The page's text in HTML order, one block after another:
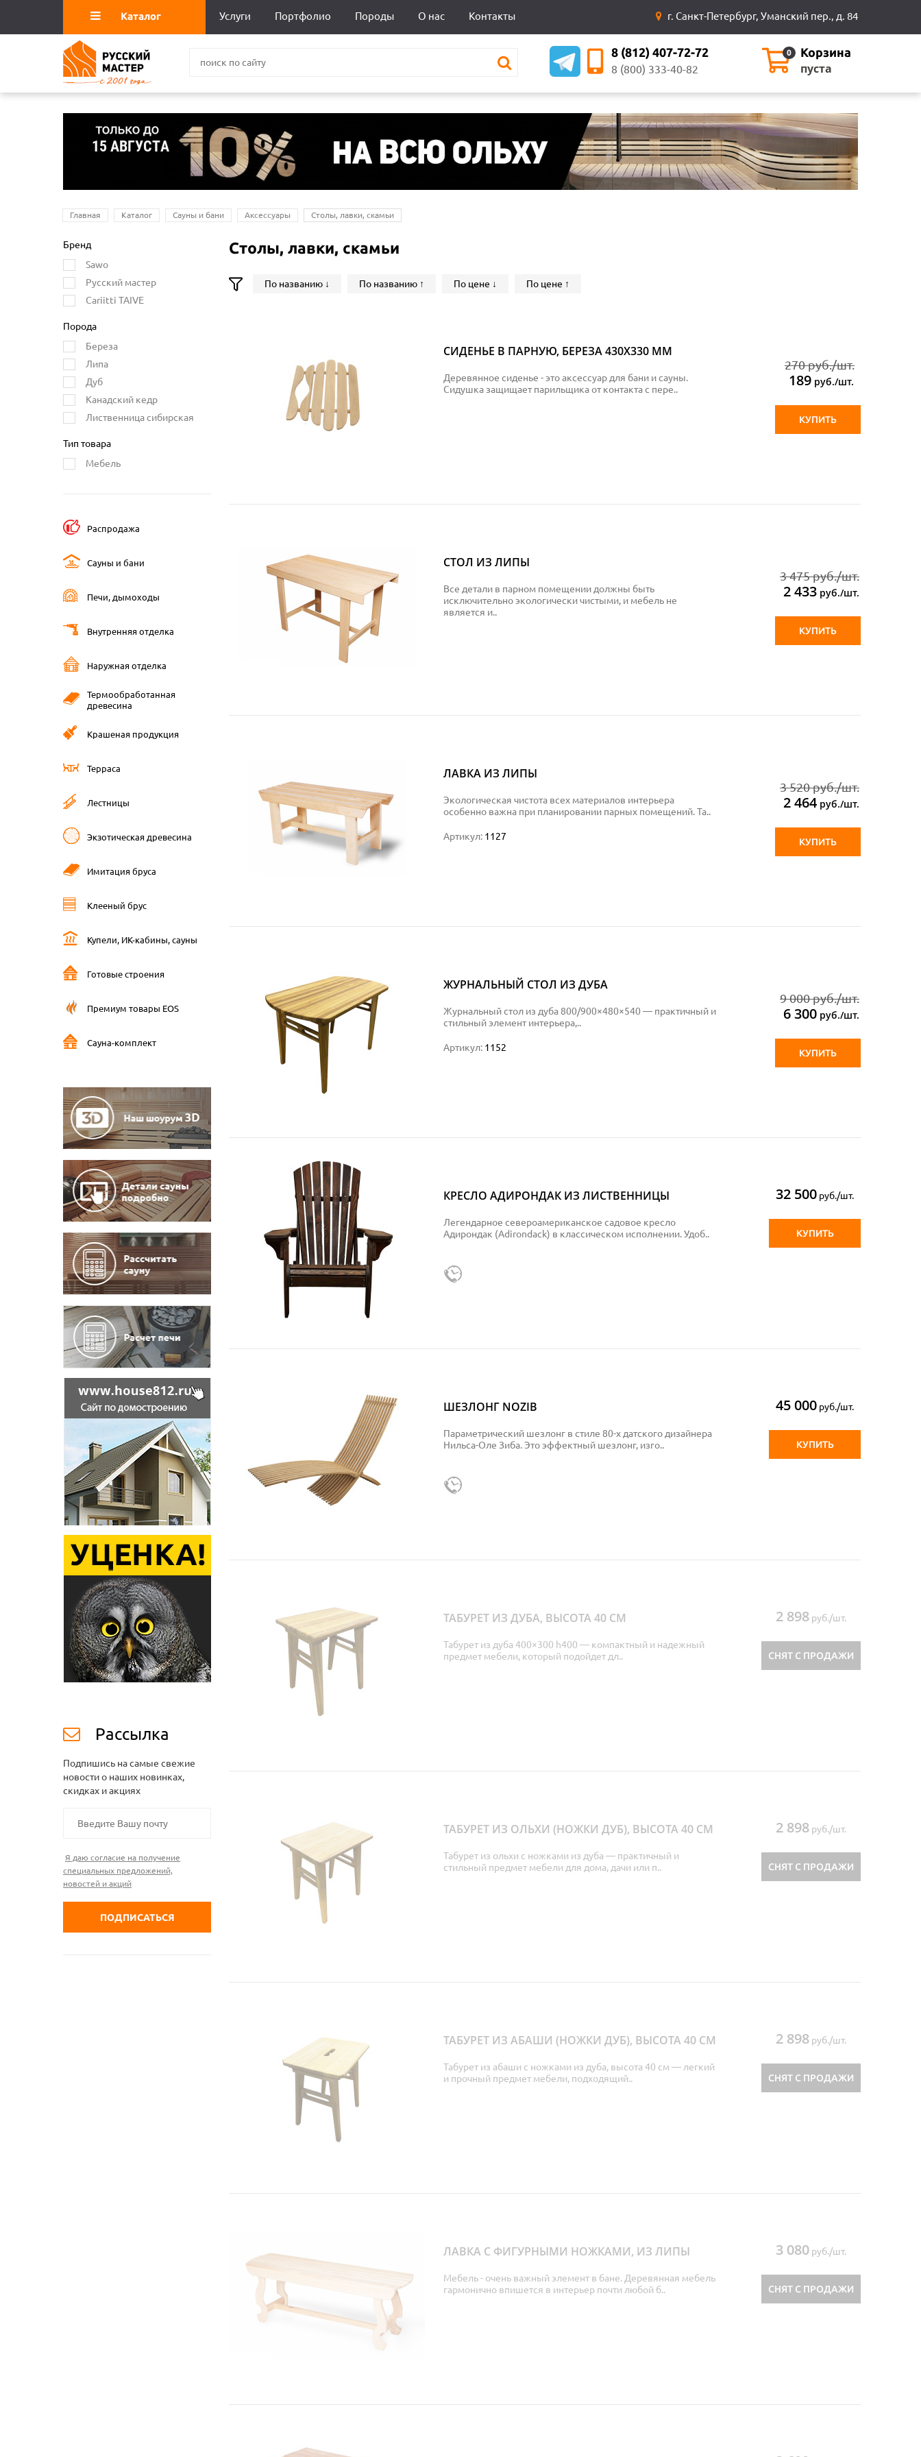
Каталог Услуги Портфолио Породы О нас Контакты г. Санкт-Петербург, Уманский пер., д. 84
Корзина
0
пуста
8 (812) 407-72-72
8 (800) 333-40-82
Главная Каталог Сауны и бани Аксессуары Столы, лавки, скамьи
Бренд
Sawo
Русский мастер
Cariitti TAIVE
Порода
Береза
Липа
Дуб
Канадский кедр
Лиственница сибирская
Тип товара
Мебель
Столы, лавки, скамьи
По названию ↓ По названию ↑ По цене ↓ По цене ↑
СИДЕНЬЕ В ПАРНУЮ, БЕРЕЗА 430Х330 ММ
Деревянное сиденье - это аксессуар для бани и сауны.
Сидушка защищает парильщика от контакта с пере..
270 руб./шт.
189 руб./шт.
КУПИТЬ
СТОЛ ИЗ ЛИПЫ
Все детали в парном помещении должны быть
исключительно экологически чистыми, и мебель не
является и..
3 475 руб./шт.
2 433 руб./шт.
КУПИТЬ
ЛАВКА ИЗ ЛИПЫ
Экологическая чистота всех материалов интерьера
особенно важна при планировании парных помещений. Та..
Артикул: 1127
3 520 руб./шт.
2 464 руб./шт.
КУПИТЬ
ЖУРНАЛЬНЫЙ СТОЛ ИЗ ДУБА
Журнальный стол из дуба 800/900×480×540 — практичный и
стильный элемент интерьера,..
Артикул: 1152
9 000 руб./шт.
6 300 руб./шт.
КУПИТЬ
КРЕСЛО АДИРОНДАК ИЗ ЛИСТВЕННИЦЫ
Легендарное североамериканское садовое кресло
Адирондак (Adirondack) в классическом исполнении. Удоб..
32 500 руб./шт.
КУПИТЬ
ШЕЗЛОНГ NOZIB
Параметрический шезлонг в стиле 80-х датского дизайнера
Нильса-Оле Зиба. Это эффектный шезлонг, изго..
45 000 руб./шт.
КУПИТЬ
ТАБУРЕТ ИЗ ДУБА, ВЫСОТА 40 СМ
Табурет из дуба 400×300 h400 — компактный и надежный
предмет мебели, который подойдет дл..
2 898 руб./шт.
СНЯТ С ПРОДАЖИ
ТАБУРЕТ ИЗ ОЛЬХИ (НОЖКИ ДУБ), ВЫСОТА 40 СМ
Табурет из ольхи с ножками из дуба — практичный и
стильный предмет мебели для дома, дачи или п..
2 898 руб./шт.
СНЯТ С ПРОДАЖИ
ТАБУРЕТ ИЗ АБАШИ (НОЖКИ ДУБ), ВЫСОТА 40 СМ
Табурет из абаши с ножками из дуба, высота 40 см — легкий
и прочный предмет мебели, подходящий..
2 898 руб./шт.
СНЯТ С ПРОДАЖИ
ЛАВКА С ФИГУРНЫМИ НОЖКАМИ, ИЗ ЛИПЫ
Мебель - очень важный элемент в бане. Деревянная мебель
гармонично впишется в интерьер почти любой б..
3 080 руб./шт.
СНЯТ С ПРОДАЖИ
Распродажа
Сауны и бани
Печи, дымоходы
Внутренняя отделка
Наружная отделка
Термообработанная
древесина
Крашеная продукция
Терраса
Лестницы
Экзотическая древесина
Имитация бруса
Клееный брус
Купели, ИК-кабины, сауны
Готовые строения
Премиум товары EOS
Сауна-комплект
Рассылка
Подпишись на самые свежие
новости о наших новинках,
скидках и акциях
Я даю согласие на получение
специальных предложений,
новостей и акций